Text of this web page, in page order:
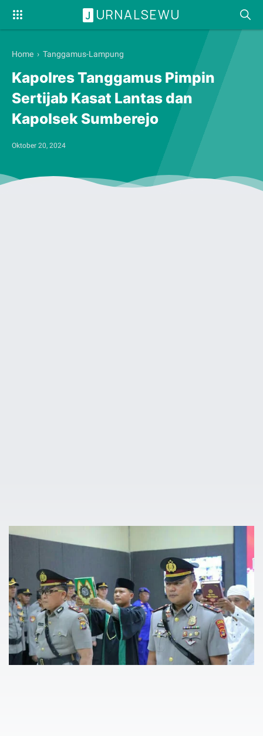
J URNALSEWU
Home › Tanggamus-Lampung
Kapolres Tanggamus Pimpin
Sertijab Kasat Lantas dan
Kapolsek Sumberejo
Oktober 20, 2024